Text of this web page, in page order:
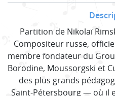
Partition de Nikolaï
Compositeur russe,
membre fondateur du
Borodine, Moussorgski et
des plus grands
Saint-Pétersbourg — où il